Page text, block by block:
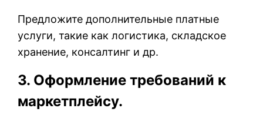
Предложите дополнительные платные
услуги, такие как логистика, складское
хранение, консалтинг и др.
3. Оформление требований к
маркетплейсу.